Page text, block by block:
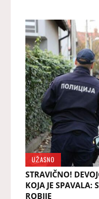
UŽASNO
STRAVIČNO!
KOJA JE
ROBIJE